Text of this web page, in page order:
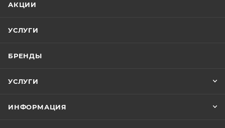
АКЦИИ
УСЛУГИ
БРЕНДЫ
УСЛУГИ
ИНФОРМАЦИЯ